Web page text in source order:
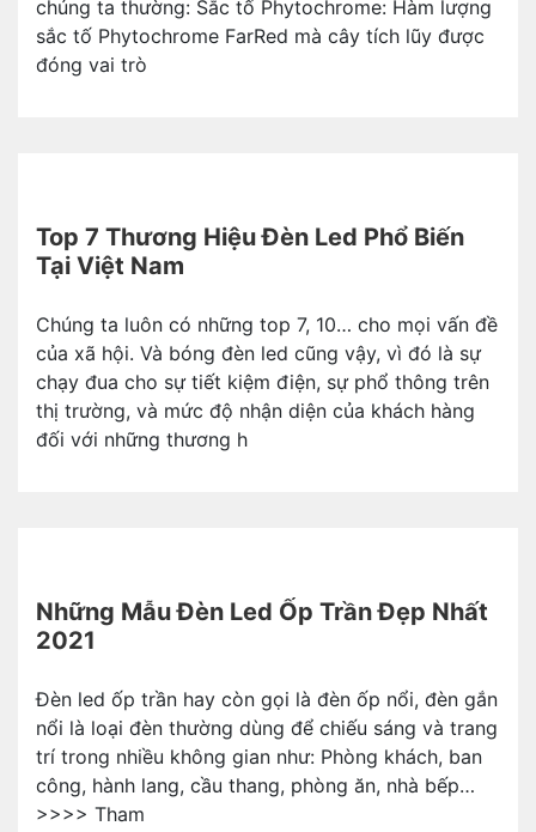
chúng ta thường: Sắc tố Phytochrome: Hàm lượng
sắc tố Phytochrome FarRed mà cây tích lũy được
đóng vai trò
Top 7 Thương Hiệu Đèn Led Phổ Biến
Tại Việt Nam
Chúng ta luôn có những top 7, 10… cho mọi vấn đề
của xã hội. Và bóng đèn led cũng vậy, vì đó là sự
chạy đua cho sự tiết kiệm điện, sự phổ thông trên
thị trường, và mức độ nhận diện của khách hàng
đối với những thương h
Những Mẫu Đèn Led Ốp Trần Đẹp Nhất
2021
Đèn led ốp trần hay còn gọi là đèn ốp nổi, đèn gắn
nổi là loại đèn thường dùng để chiếu sáng và trang
trí trong nhiều không gian như: Phòng khách, ban
công, hành lang, cầu thang, phòng ăn, nhà bếp…
>>>> Tham